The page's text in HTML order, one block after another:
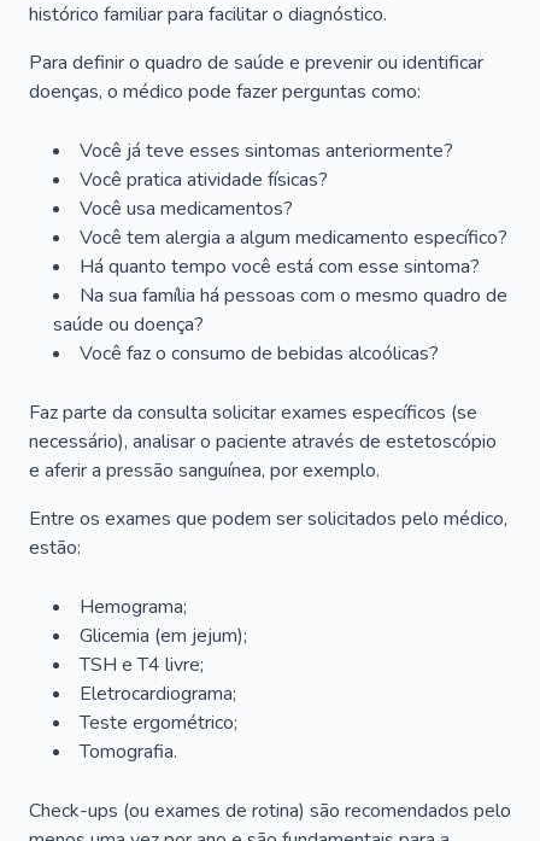
histórico familiar para facilitar o diagnóstico.
Para definir o quadro de saúde e prevenir ou identificar
doenças, o médico pode fazer perguntas como:
Você já teve esses sintomas anteriormente?
Você pratica atividade físicas?
Você usa medicamentos?
Você tem alergia a algum medicamento específico?
Há quanto tempo você está com esse sintoma?
Na sua família há pessoas com o mesmo quadro de
saúde ou doença?
Você faz o consumo de bebidas alcoólicas?
Faz parte da consulta solicitar exames específicos (se
necessário), analisar o paciente através de estetoscópio
e aferir a pressão sanguínea, por exemplo.
Entre os exames que podem ser solicitados pelo médico,
estão:
Hemograma;
Glicemia (em jejum);
TSH e T4 livre;
Eletrocardiograma;
Teste ergométrico;
Tomografia.
Check-ups (ou exames de rotina) são recomendados pelo